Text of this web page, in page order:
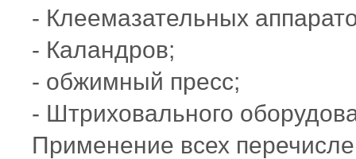
- Клеемазательных
- Каландров;
- обжимный пресс;
- Штриховального
Применение всех